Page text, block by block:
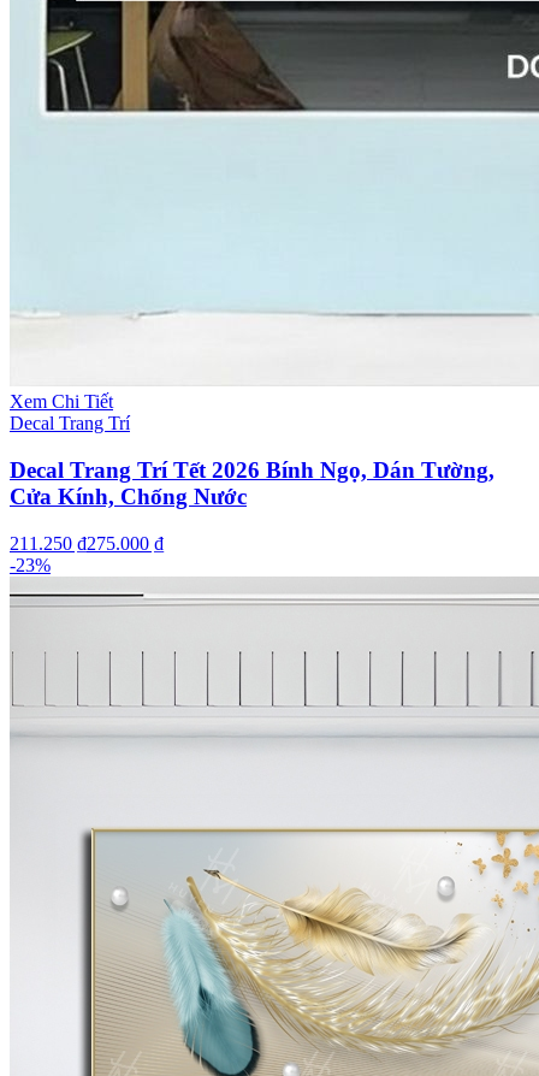
Xem Chi Tiết
Decal Trang Trí
Decal Trang Trí Tết 2026 Bính Ngọ, Dán Tường,
Cửa Kính, Chống Nước
211.250 ₫275.000 ₫
-23%